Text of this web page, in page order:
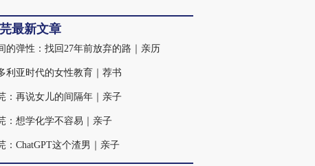
最新文章
的弹性：找回27年前放弃的路｜亲历
利亚时代的女性教育｜荐书
：再说女儿的间隔年｜亲子
：想学化学不容易｜亲子
：ChatGPT这个渣男｜亲子